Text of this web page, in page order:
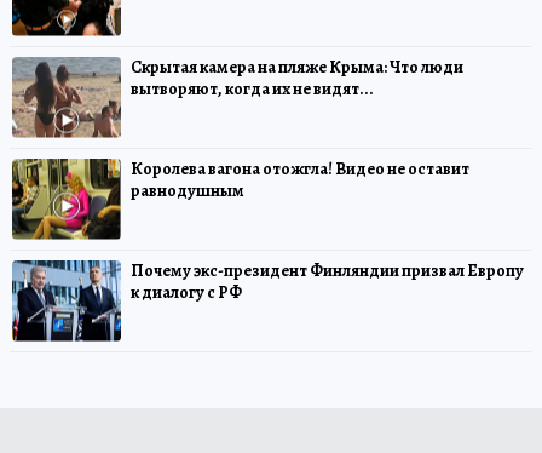
Скрытая камера на пляже Крыма: Что люди
вытворяют, когда их не видят...
Королева вагона отожгла! Видео не оставит
равнодушным
Почему экс-президент Финляндии призвал Европу
к диалогу с РФ